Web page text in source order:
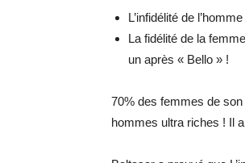
L’infidélité de
La fidélité de la
un après « Bello » !
70% des femmes de
hommes ultra riches ! Il